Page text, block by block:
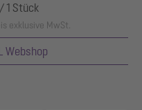
1 Stück
exklusive MwSt.
Webshop